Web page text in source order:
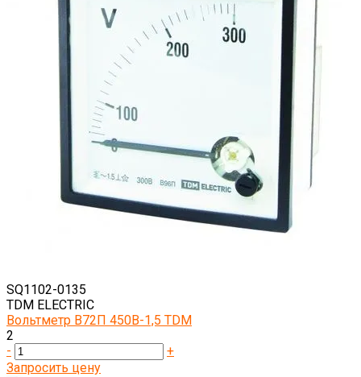
SQ1102-0135
TDM ELECTRIC
Вольтметр В72П 450В-1,5 TDM
2
-
+
Запросить цену